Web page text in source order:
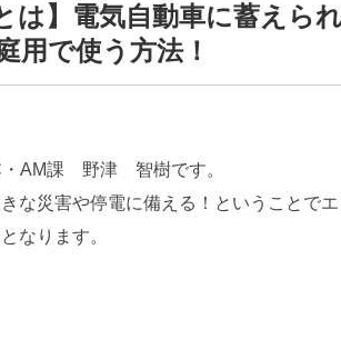
は】電気自動車に蓄えら
用で使う方法！
AM課 野津 智樹です。
な災害や停電に備える！ということで
なります。